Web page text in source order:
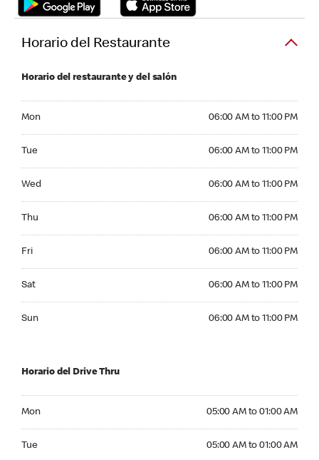
Horario del Restaurante
Horario del restaurante y del salón
Mon 06:00 AM to 11:00 PM
Tue 06:00 AM to 11:00 PM
Wed 06:00 AM to 11:00 PM
Thu 06:00 AM to 11:00 PM
Fri 06:00 AM to 11:00 PM
Sat 06:00 AM to 11:00 PM
Sun 06:00 AM to 11:00 PM
Horario del Drive Thru
Mon 05:00 AM to 01:00 AM
Tue 05:00 AM to 01:00 AM